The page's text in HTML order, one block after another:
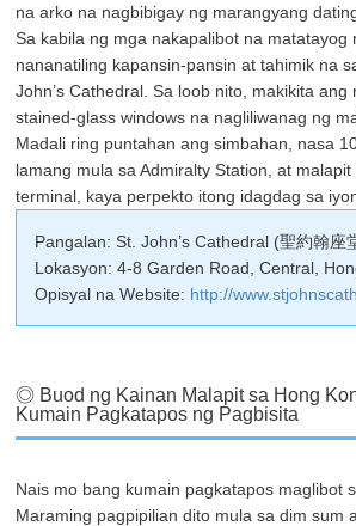
na arko na nagbibigay ng marangyang
Sa kabila ng mga nakapalibot na matatayog
nananatiling kapansin-pansin at tahimik na
John’s Cathedral. Sa loob nito, makikita ang
stained-glass windows na nagliliwanag ng
Madali ring puntahan ang simbahan, nasa
lamang mula sa Admiralty Station, at
terminal, kaya perpekto itong idagdag sa
Pangalan: St. John’s Cathedral (聖約翰座
Lokasyon: 4-8 Garden Road, Central,
Opisyal na Website: http://
◎ Buod ng Kainan Malapit sa Hong
Kumain Pagkatapos ng Pagbisita
Nais mo bang kumain pagkatapos maglibot
Maraming pagpipilian dito mula sa dim sum